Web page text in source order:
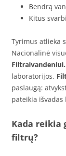
Bendrą
Kitus
Tyrimus atlieka
Nacionalinė
laboratorijos.
paslaugą:
pateikia
Kada reikia
filtrų?